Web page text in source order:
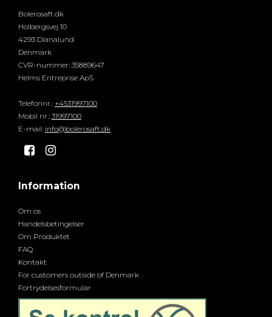
Bolerosaft.dk
Holbergsvej 10
4293 Dianalund
Denmark
CVR-nummer: 35889647
Helms Entreprise ApS
Telefonnr.: +4531997100
Mobil nr.: 31997100
E-mail: info@bolerosaft.dk
Information
Om os
Handelsbetingelser
Om Produktet
FAQ
Kontakt
For customers outside of Denmark
Fortrydelsesformular